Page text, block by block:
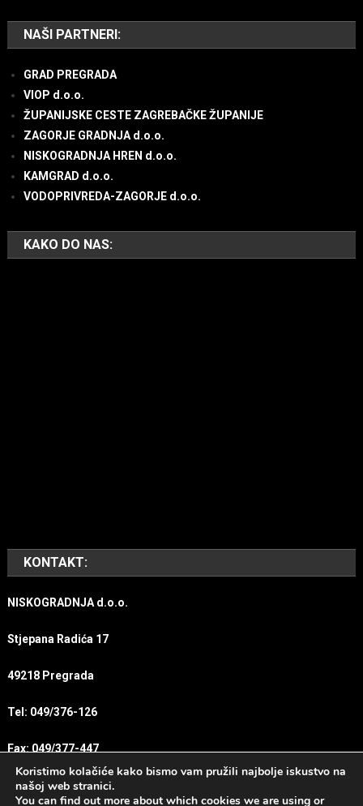
NAŠI PARTNERI:
GRAD PREGRADA
VIOP d.o.o.
ŽUPANIJSKE CESTE ZAGREBAČKE ŽUPANIJE
ZAGORJE GRADNJA d.o.o.
NISKOGRADNJA HREN d.o.o.
KAMGRAD d.o.o.
VODOPRIVREDA-ZAGORJE d.o.o.
KAKO DO NAS:
KONTAKT:
NISKOGRADNJA d.o.o.
Stjepana Radića 17
49218 Pregrada
Tel: 049/376-126
Fax: 049/377-447
E-mail: info@niskogradnjapregrada.hr
Koristimo kolačiće kako bismo vam pružili najbolje iskustvo na
našoj web stranici.
You can find out more about which cookies we are using or